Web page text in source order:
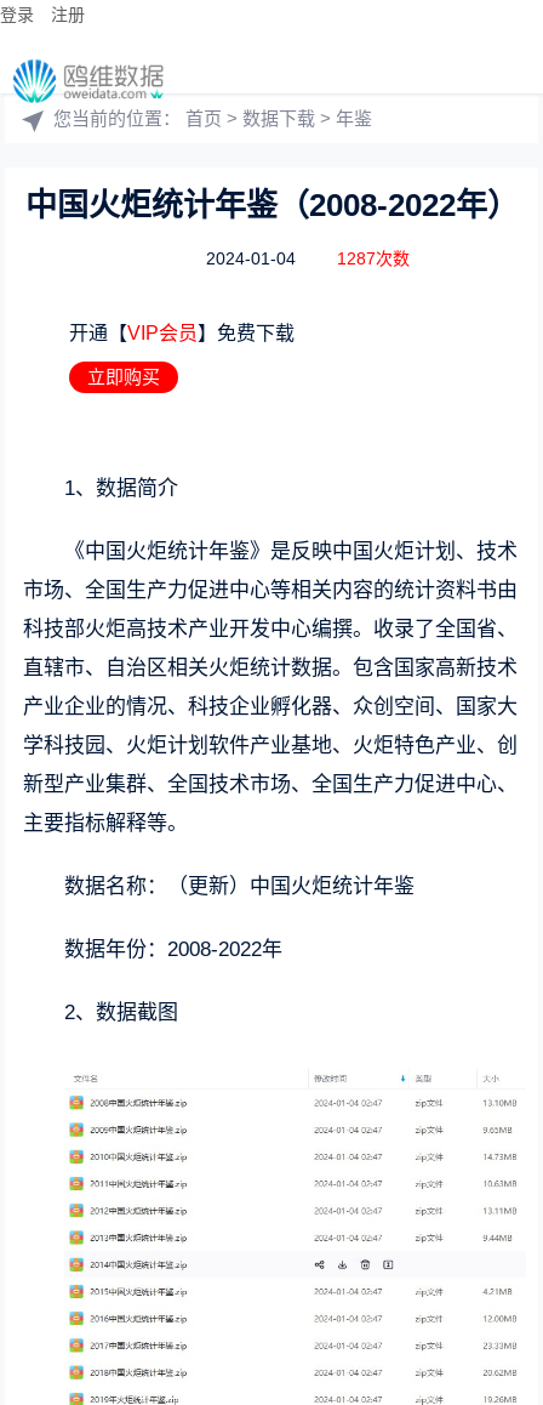
登录 注册
您当前的位置：首页 >数据下载 >年鉴
中国火炬统计年鉴（2008-2022年）
2024-01-04 1287次数
开通【VIP会员】免费下载
立即购买
1、数据简介
《中国火炬统计年鉴》是反映中国火炬计划、技术
市场、全国生产力促进中心等相关内容的统计资料书由
科技部火炬高技术产业开发中心编撰。收录了全国省、
直辖市、自治区相关火炬统计数据。包含国家高新技术
产业企业的情况、科技企业孵化器、众创空间、国家大
学科技园、火炬计划软件产业基地、火炬特色产业、创
新型产业集群、全国技术市场、全国生产力促进中心、
主要指标解释等。
数据名称：（更新）中国火炬统计年鉴
数据年份：2008-2022年
2、数据截图